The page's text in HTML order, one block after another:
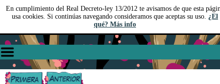
En cumplimiento del Real Decreto-ley 13/2012 te avisamos de que esta
usa cookies. Si continúas navegando consideramos que aceptas su uso. ¿El
qué? Más info